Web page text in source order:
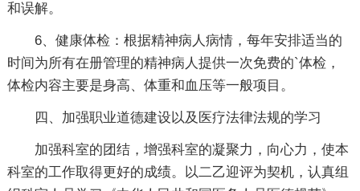
和误解。
6、健康体检：根据精神病人病情，每年安排适当的
时间为所有在册管理的精神病人提供一次免费的`体检，
体检内容主要是身高、体重和血压等一般项目。
四、加强职业道德建设以及医疗法律法规的学习
加强科室的团结，增强科室的凝聚力，向心力，使本
科室的工作取得更好的成绩。以二乙迎评为契机，认真组